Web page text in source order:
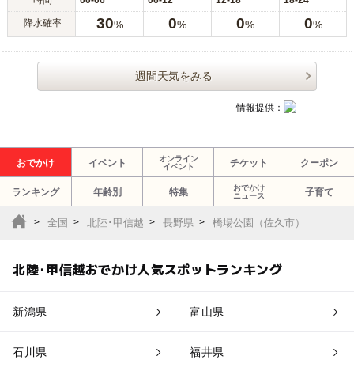
降水確率 30% 0% 0% 0%
週間天気をみる
情報提供：
おでかけ イベント
オンライン
イベント
チケット クーポン
ランキング 年齢別 特集
おでかけ
ニュース
子育て
全国 北陸･甲信越 長野県 橋場公園（佐久市）
北陸･甲信越おでかけ人気スポットランキング
新潟県 富山県
石川県 福井県